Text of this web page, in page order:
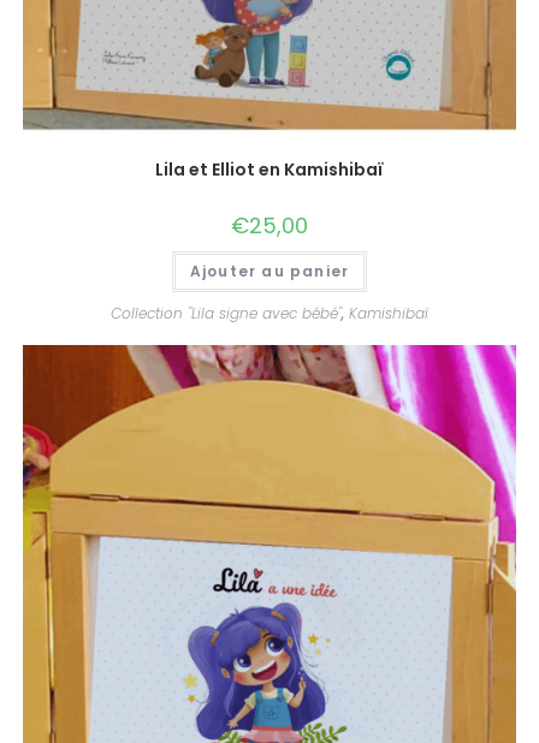
Lila et Elliot en Kamishibaï
€25,00
Ajouter au panier
Collection "Lila signe avec bébé", Kamishibaï